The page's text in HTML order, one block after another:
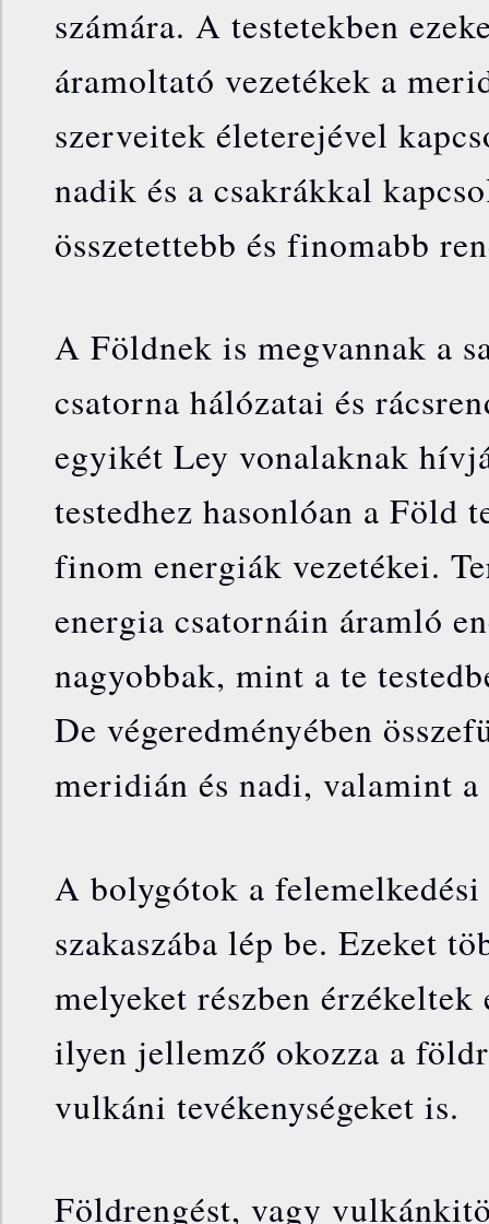
számára. A testetekben
áramoltató vezetékek a
szerveitek életerejével
nadik és a csakrákkal
összetettebb és finomabb
A Földnek is megvannak a
csatorna hálózatai és
egyikét Ley vonalaknak
testedhez hasonlóan a Föld
finom energiák vezetékei.
energia csatornáin áramló
nagyobbak, mint a te
De végeredményében
meridián és nadi, valamint
A bolygótok a
szakaszába lép be. Ezeket
melyeket részben érzékeltek
ilyen jellemző okozza a
vulkáni tevékenységeket is.
Földrengést, vagy